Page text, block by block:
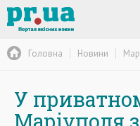
Головна Новини
У